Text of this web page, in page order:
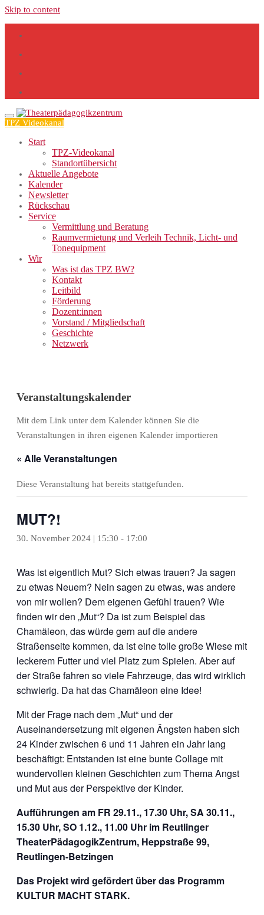
Skip to content
TPZ Videokanal
Start
TPZ-Videokanal
Standortübersicht
Aktuelle Angebote
Kalender
Newsletter
Rückschau
Service
Vermittlung und Beratung
Raumvermietung und Verleih Technik, Licht- und
Tonequipment
Wir
Was ist das TPZ BW?
Kontakt
Leitbild
Förderung
Dozent:innen
Vorstand / Mitgliedschaft
Geschichte
Netzwerk
Veranstaltungskalender
Mit dem Link unter dem Kalender können Sie die
Veranstaltungen in ihren eigenen Kalender importieren
« Alle Veranstaltungen
Diese Veranstaltung hat bereits stattgefunden.
MUT?!
30. November 2024 | 15:30 - 17:00
Was ist eigentlich Mut? Sich etwas trauen? Ja sagen
zu etwas Neuem? Nein sagen zu etwas, was andere
von mir wollen? Dem eigenen Gefühl trauen? Wie
finden wir den „Mut“? Da ist zum Beispiel das
Chamäleon, das würde gern auf die andere
Straßenseite kommen, da ist eine tolle große Wiese mit
leckerem Futter und viel Platz zum Spielen. Aber auf
der Straße fahren so viele Fahrzeuge, das wird wirklich
schwierig. Da hat das Chamäleon eine Idee!
Mit der Frage nach dem „Mut“ und der
Auseinandersetzung mit eigenen Ängsten haben sich
24 Kinder zwischen 6 und 11 Jahren ein Jahr lang
beschäftigt: Entstanden ist eine bunte Collage mit
wundervollen kleinen Geschichten zum Thema Angst
und Mut aus der Perspektive der Kinder.
Aufführungen am FR 29.11., 17.30 Uhr, SA 30.11.,
15.30 Uhr, SO 1.12., 11.00 Uhr im Reutlinger
TheaterPädagogikZentrum, Heppstraße 99,
Reutlingen-Betzingen
Das Projekt wird gefördert über das Programm
KULTUR MACHT STARK.